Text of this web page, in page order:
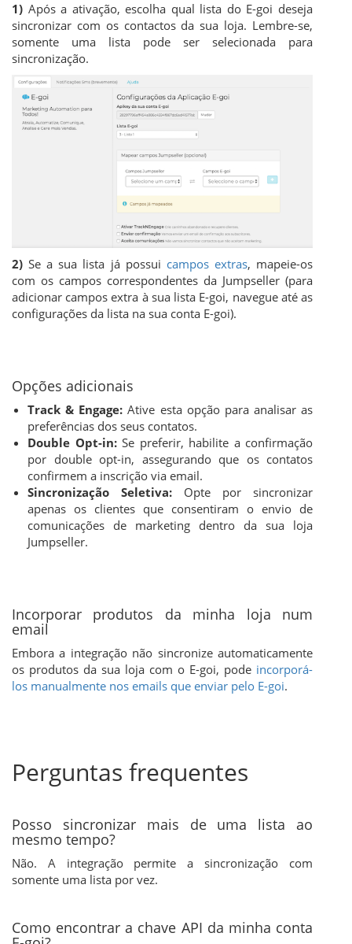
1) Após a ativação, escolha qual lista do E-goi deseja
sincronizar com os contactos da sua loja. Lembre-se,
somente uma lista pode ser selecionada para
sincronização.
2) Se a sua lista já possui campos extras, mapeie-os
com os campos correspondentes da Jumpseller (para
adicionar campos extra à sua lista E-goi, navegue até as
configurações da lista na sua conta E-goi).
Opções adicionais
Track & Engage: Ative esta opção para analisar as
preferências dos seus contatos.
Double Opt-in:Se preferir, habilite a confirmação
por double opt-in, assegurando que os contatos
confirmem a inscrição via email.
Sincronização Seletiva: Opte por sincronizar
apenas os clientes que consentiram o envio de
comunicações de marketing dentro da sua loja
Jumpseller.
Incorporar produtos da minha loja num
email
Embora a integração não sincronize automaticamente
os produtos da sua loja com o E-goi, pode incorporá-
los manualmente nos emails que enviar pelo E-goi.
Perguntas frequentes
Posso sincronizar mais de uma lista ao
mesmo tempo?
Não. A integração permite a sincronização com
somente uma lista por vez.
Como encontrar a chave API da minha conta